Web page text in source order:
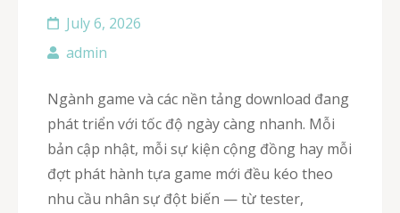
July 6, 2026
admin
Ngành game và các nền tảng download đang
phát triển với tốc độ ngày càng nhanh. Mỗi
bản cập nhật, mỗi sự kiện cộng đồng hay mỗi
đợt phát hành tựa game mới đều kéo theo
nhu cầu nhân sự đột biến — từ tester,